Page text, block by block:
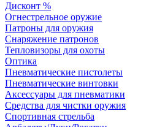
Дисконт %
Огнестрельное оружие
Патроны для оружия
Снаряжение патронов
Тепловизоры для охоты
Оптика
Пневматические пистолеты
Пневматические винтовки
Аксессуары для пневматики
Средства для чистки оружия
Спортивная стрельба